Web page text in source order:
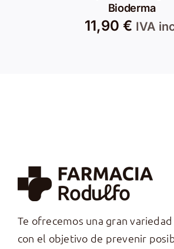
Bioderma
11,90 € IVA
Te ofrecemos una gran
con el objetivo de prevenir